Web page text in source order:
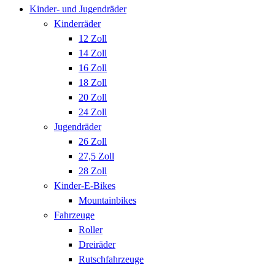
Kinder- und Jugendräder
Kinderräder
12 Zoll
14 Zoll
16 Zoll
18 Zoll
20 Zoll
24 Zoll
Jugendräder
26 Zoll
27,5 Zoll
28 Zoll
Kinder-E-Bikes
Mountainbikes
Fahrzeuge
Roller
Dreiräder
Rutschfahrzeuge